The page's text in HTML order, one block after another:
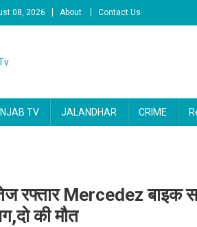
08, 2026 About Contact Us
TV JALANDHAR CRIME
रफ्तार Mercedez बाइक
की मौत